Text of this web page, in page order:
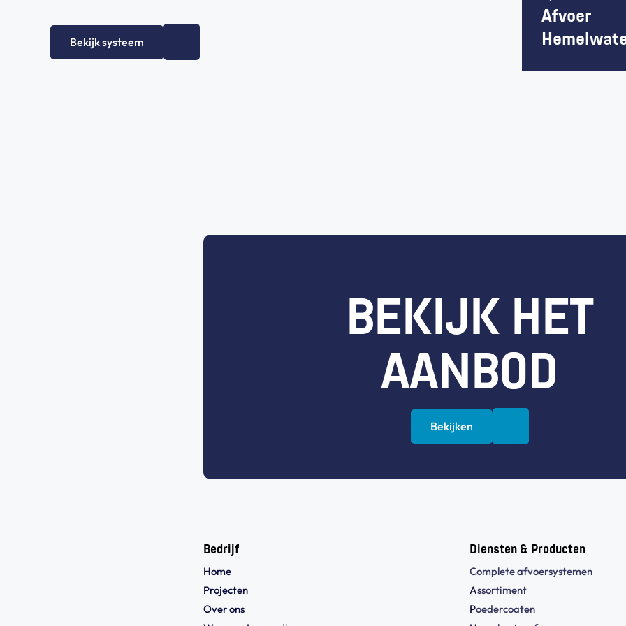
Bekijk systeem
Afvoer
BEKIJK HET
AANBOD
Bekijken
Bedrijf
Home
Projecten
Over ons
Diensten & Producten
Complete afvoersystemen
Assortiment
Poedercoaten